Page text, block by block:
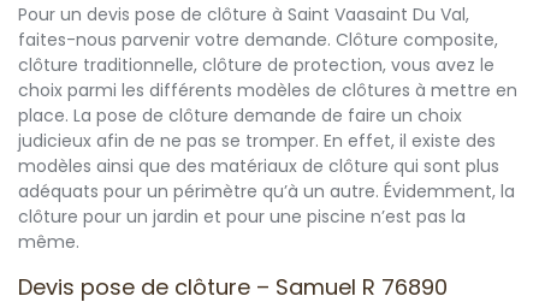
Pour un devis pose de clôture à Saint Vaasaint Du Val,
faites-nous parvenir votre demande. Clôture composite,
clôture traditionnelle, clôture de protection, vous avez le
choix parmi les différents modèles de clôtures à mettre en
place. La pose de clôture demande de faire un choix
judicieux afin de ne pas se tromper. En effet, il existe des
modèles ainsi que des matériaux de clôture qui sont plus
adéquats pour un périmètre qu’à un autre. Évidemment, la
clôture pour un jardin et pour une piscine n’est pas la
même.
Devis pose de clôture – Samuel R 76890